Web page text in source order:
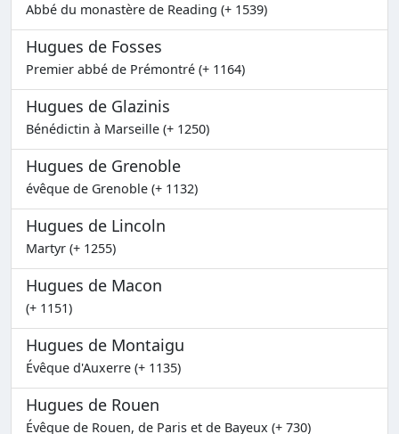
Abbé du monastère de Reading (+ 1539)
Hugues de Fosses
Premier abbé de Prémontré (+ 1164)
Hugues de Glazinis
Bénédictin à Marseille (+ 1250)
Hugues de Grenoble
évêque de Grenoble (+ 1132)
Hugues de Lincoln
Martyr (+ 1255)
Hugues de Macon
(+ 1151)
Hugues de Montaigu
Évêque d'Auxerre (+ 1135)
Hugues de Rouen
Évêque de Rouen, de Paris et de Bayeux (+ 730)